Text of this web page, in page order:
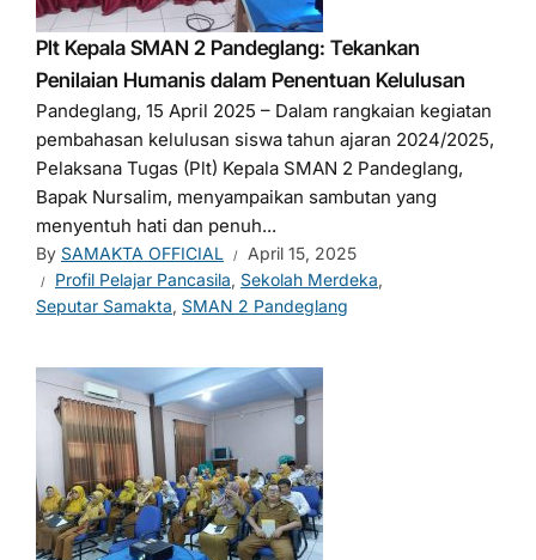
Plt Kepala SMAN 2 Pandeglang: Tekankan
Penilaian Humanis dalam Penentuan Kelulusan
Pandeglang, 15 April 2025 – Dalam rangkaian kegiatan
pembahasan kelulusan siswa tahun ajaran 2024/2025,
Pelaksana Tugas (Plt) Kepala SMAN 2 Pandeglang,
Bapak Nursalim, menyampaikan sambutan yang
menyentuh hati dan penuh...
By SAMAKTA OFFICIAL
April 15, 2025
Profil Pelajar Pancasila, Sekolah Merdeka,
Seputar Samakta, SMAN 2 Pandeglang